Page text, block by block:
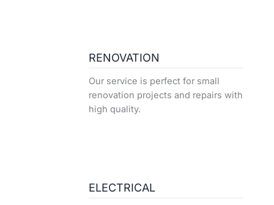
RENOVATION
Our service is perfect for small
renovation projects and repairs with
high quality.
ELECTRICAL